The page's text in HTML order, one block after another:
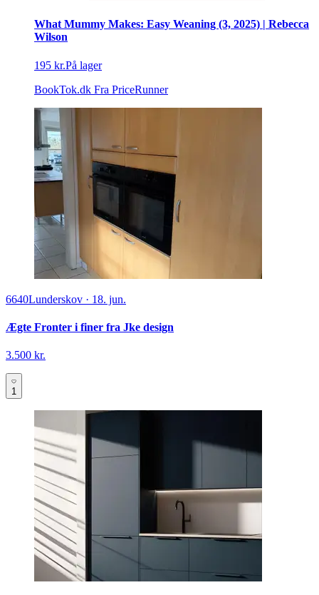
What Mummy Makes: Easy Weaning (3, 2025) | Rebecca
Wilson
195 kr.På lager
BookTok.dk Fra PriceRunner
6640Lunderskov · 18. jun.
Ægte Fronter i finer fra Jke design
3.500 kr.
1